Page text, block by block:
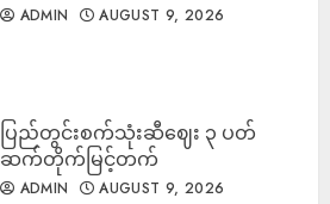
ADMIN AUGUST 9, 2026
ပြည်တွင်းစက်သုံးဆီဈေး ၃ ပတ်
ဆက်တိုက်မြင့်တက်
ADMIN AUGUST 9, 2026